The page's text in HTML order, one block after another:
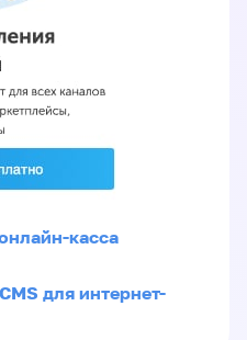
касса
CMS для интернет-